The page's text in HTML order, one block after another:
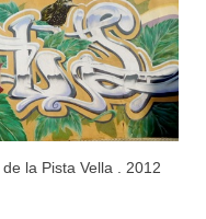
la Pista Vella . 2012